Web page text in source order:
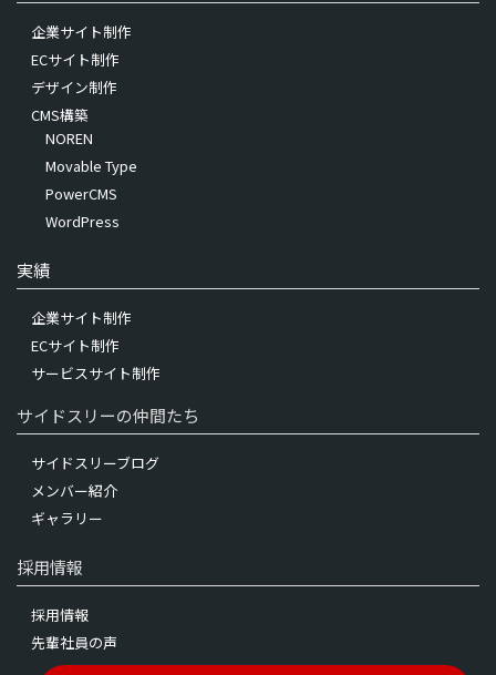
企業サイト制作
ECサイト制作
デザイン制作
CMS構築
NOREN
Movable Type
PowerCMS
WordPress
実績
企業サイト制作
ECサイト制作
サービスサイト制作
サイドスリーの仲間たち
サイドスリーブログ
メンバー紹介
ギャラリー
採用情報
採用情報
先輩社員の声